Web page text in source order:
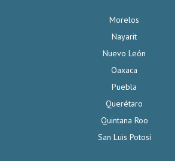
Morelos
Nayarit
Nuevo León
Oaxaca
Puebla
Querétaro
Quintana Roo
San Luis Potosí